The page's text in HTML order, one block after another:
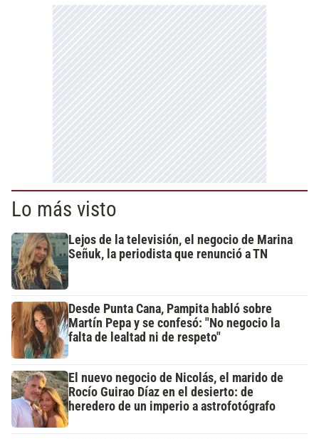
Lo más visto
Lejos de la televisión, el negocio de Marina
Señuk, la periodista que renunció a TN
Desde Punta Cana, Pampita habló sobre
Martín Pepa y se confesó: "No negocio la
falta de lealtad ni de respeto"
El nuevo negocio de Nicolás, el marido de
Rocío Guirao Díaz en el desierto: de
heredero de un imperio a astrofotógrafo